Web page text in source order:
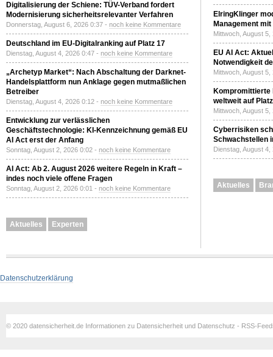
Digitalisierung der Schiene: TÜV-Verband fordert
Modernisierung sicherheitsrelevanter Verfahren
Donnerstag, August 6, 2026 0:37 - noch keine Kommentare
Deutschland im EU-Digitalranking auf Platz 17
Dienstag, August 4, 2026 0:47 - noch keine Kommentare
„Archetyp Market“: Nach Abschaltung der Darknet-
Handelsplattform nun Anklage gegen mutmaßlichen
Betreiber
Dienstag, August 4, 2026 0:12 - noch keine Kommentare
Entwicklung zur verlässlichen
Geschäftstechnologie: KI-Kennzeichnung gemäß EU
AI Act erst der Anfang
Sonntag, August 2, 2026 0:02 - noch keine Kommentare
AI Act: Ab 2. August 2026 weitere Regeln in Kraft –
indes noch viele offene Fragen
Sonntag, August 2, 2026 0:01 - noch keine Kommentare
Aktuelles Experten
ElringKlinger
Management
Mittwoch, August
EU AI Act:
Notwendigkeit
Mittwoch, August
Kompromittierte
weltweit auf
Mittwoch, August
Cyberrisiken
Schwachstellen
Dienstag, August
Aktuelles
Datenschutzerklärung
© 2020 datensicherheit.de Informationen zu Datensicherheit und Datenschutz - RSS-